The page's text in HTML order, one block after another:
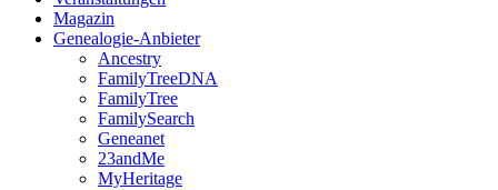
Magazin
Genealogie-Anbieter
Ancestry
FamilyTreeDNA
FamilyTree
FamilySearch
Geneanet
23andMe
MyHeritage